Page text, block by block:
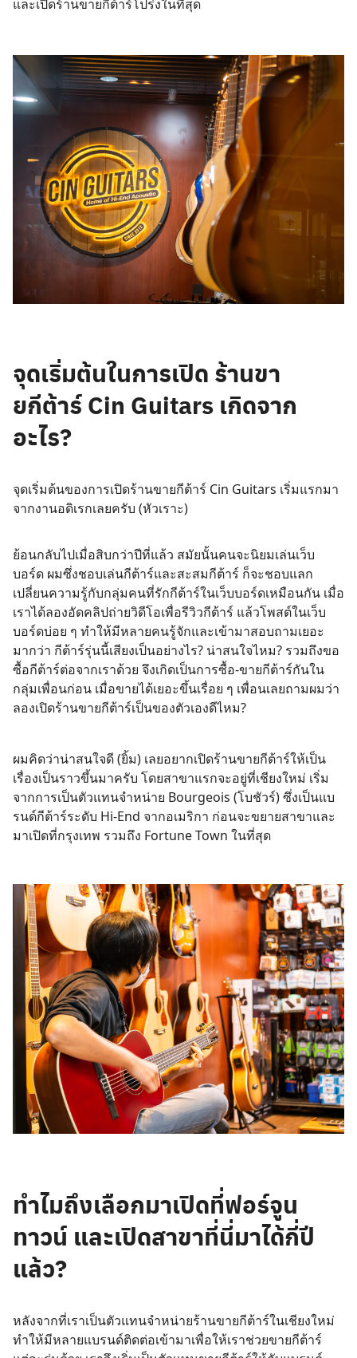
และเปิดร้านขายกีต้าร์โปร่งในที่สุด
จุดเริ่มต้นในการเปิด ร้านขา
ยกีต้าร์ Cin Guitars เกิดจาก
อะไร?
จุดเริ่มต้นของการเปิดร้านขายกีต้าร์ Cin Guitars เริ่มแรกมา
จากงานอดิเรกเลยครับ (หัวเราะ)
ย้อนกลับไปเมื่อสิบกว่าปีที่แล้ว สมัยนั้นคนจะนิยมเล่นเว็บ
บอร์ด ผมซึ่งชอบเล่นกีต้าร์และสะสมกีต้าร์ ก็จะชอบแลก
เปลี่ยนความรู้กับกลุ่มคนที่รักกีต้าร์ในเว็บบอร์ดเหมือนกัน เมื่อ
เราได้ลองอัดคลิปถ่ายวิดีโอเพื่อรีวิวกีต้าร์ แล้วโพสต์ในเว็บ
บอร์ดบ่อย ๆ ทำให้มีหลายคนรู้จักและเข้ามาสอบถามเยอะ
มากว่า กีต้าร์รุ่นนี้เสียงเป็นอย่างไร? น่าสนใจไหม? รวมถึงขอ
ซื้อกีต้าร์ต่อจากเราด้วย จึงเกิดเป็นการซื้อ-ขายกีต้าร์กันใน
กลุ่มเพื่อนก่อน เมื่อขายได้เยอะขึ้นเรื่อย ๆ เพื่อนเลยถามผมว่า
ลองเปิดร้านขายกีต้าร์เป็นของตัวเองดีไหม?
ผมคิดว่าน่าสนใจดี (ยิ้ม) เลยอยากเปิดร้านขายกีต้าร์ให้เป็น
เรื่องเป็นราวขึ้นมาครับ โดยสาขาแรกจะอยู่ที่เชียงใหม่ เริ่ม
จากการเป็นตัวแทนจำหน่าย Bourgeois (โบชัวร์) ซึ่งเป็นแบ
รนด์กีต้าร์ระดับ Hi-End จากอเมริกา ก่อนจะขยายสาขาและ
มาเปิดที่กรุงเทพ รวมถึง Fortune Town ในที่สุด
ทำไมถึงเลือกมาเปิดที่ฟอร์จูน
ทาวน์ และเปิดสาขาที่นี่มาได้กี่ปี
แล้ว?
หลังจากที่เราเป็นตัวแทนจำหน่ายร้านขายกีต้าร์ในเชียงใหม่
ทำให้มีหลายแบรนด์ติดต่อเข้ามาเพื่อให้เราช่วยขายกีต้าร์